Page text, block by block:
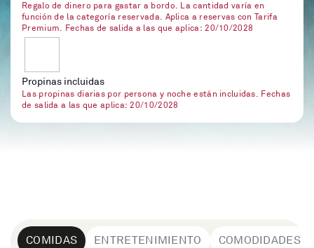
Regalo de dinero para gastar a bordo. La cantidad varía en
función de la categoría reservada. Aplica a reservas con Tarifa
Premium. Fechas de salida a las que aplica: 20/10/2028
Propinas incluidas
Las propinas diarias por persona y noche están incluidas. Fechas
de salida a las que aplica: 20/10/2028
COMIDAS ENTRETENIMIENTO COMODIDADES